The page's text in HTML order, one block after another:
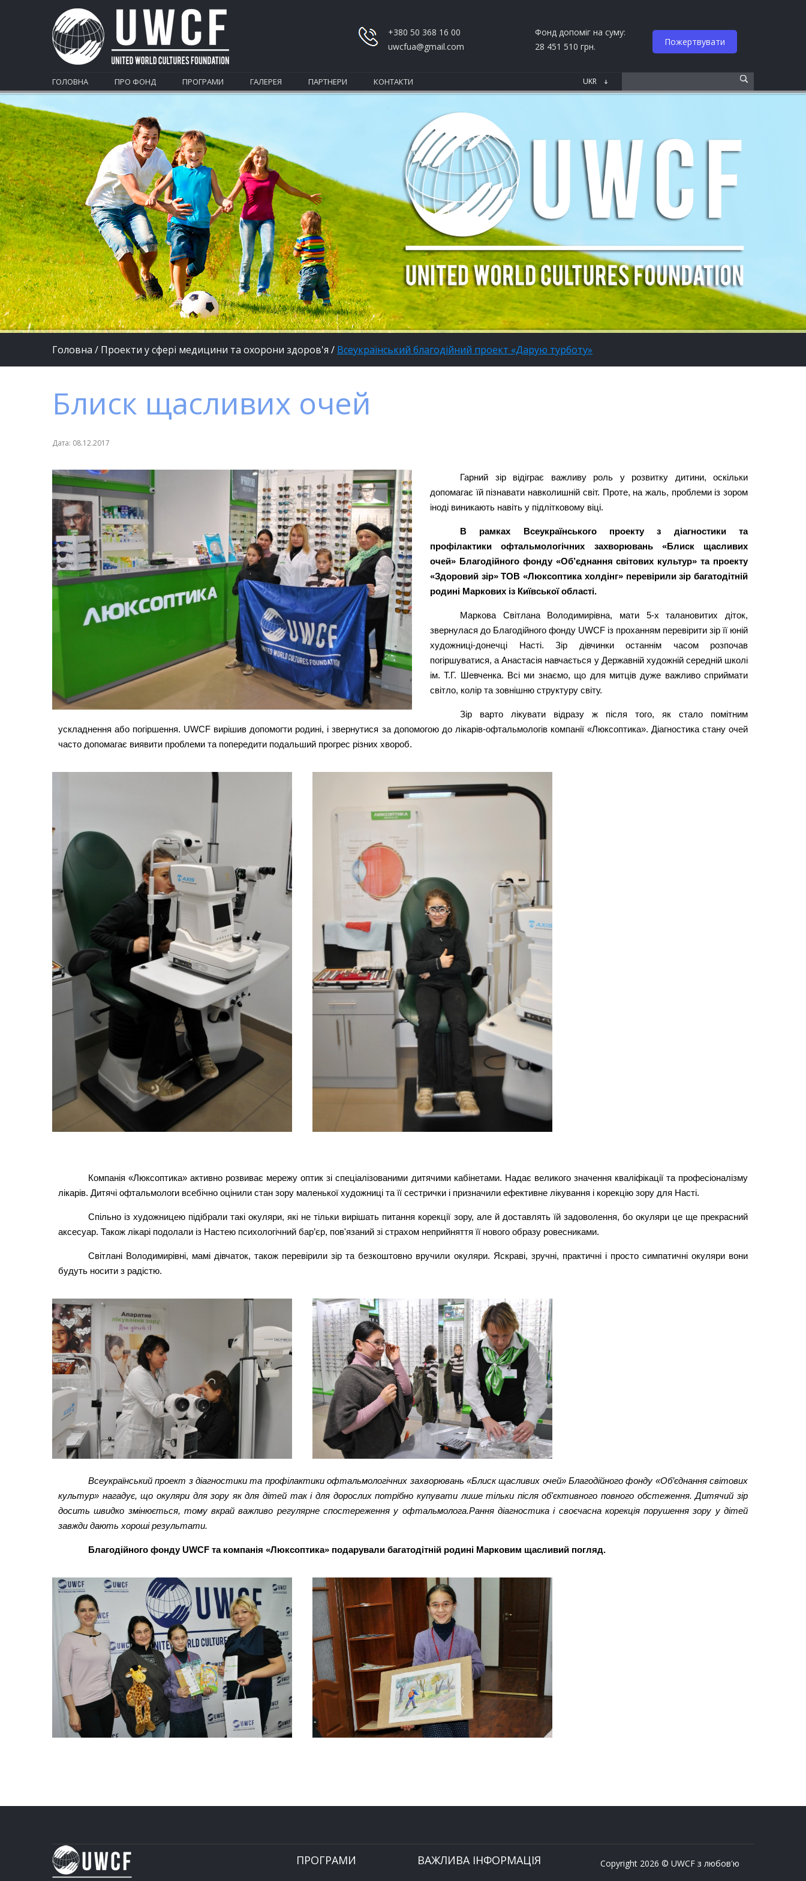
+380 50 368 16 00
uwcfua@gmail.com
Фонд допоміг на суму:
28 451 510 грн.
Пожертвувати
ГОЛОВНА ПРО ФОНД ПРОГРАМИ ГАЛЕРЕЯ ПАРТНЕРИ КОНТАКТИ
Головна / Проекти у сфері медицини та охорони здоров'я / Всеукраїнський благодійний проект «Дарую турботу»
Блиск щасливих очей
Дата: 08.12.2017
Гарний зір відіграє важливу роль у розвитку дитини, оскільки
допомагає їй пізнавати навколишній світ. Проте, на жаль, проблеми із зором
іноді виникають навіть у підлітковому віці.
В рамках Всеукраїнського проекту з діагностики та
профілактики офтальмологічних захворювань «Блиск щасливих
очей» Благодійного фонду «Об’єднання світових культур» та проекту
«Здоровий зір» ТОВ «Люксоптика холдінг» перевірили зір багатодітній
родині Маркових із Київської області.
Маркова Світлана Володимирівна, мати 5-х талановитих діток,
звернулася до Благодійного фонду UWCF із проханням перевірити зір її юній
художниці-донечці Насті. Зір дівчинки останнім часом розпочав
погіршуватися, а Анастасія навчається у Державній художній середній школі
ім. Т.Г. Шевченка. Всі ми знаємо, що для митців дуже важливо сприймати
світло, колір та зовнішню структуру світу.
Зір варто лікувати відразу ж після того, як стало помітним
ускладнення або погіршення. UWCF вирішив допомогти родині, і звернутися за допомогою до лікарів-офтальмологів компанії «Люксоптика». Діагностика стану очей
часто допомагає виявити проблеми та попередити подальший прогрес різних хвороб.
Компанія «Люксоптика» активно розвиває мережу оптик зі спеціалізованими дитячими кабінетами. Надає великого значення кваліфікації та професіоналізму
лікарів. Дитячі офтальмологи всебічно оцінили стан зору маленької художниці та її сестрички і призначили ефективне лікування і корекцію зору для Насті.
Спільно із художницею підібрали такі окуляри, які не тільки вирішать питання корекції зору, але й доставлять їй задоволення, бо окуляри це ще прекрасний
аксесуар. Також лікарі подолали із Настею психологічний бар’єр, пов'язаний зі страхом неприйняття її нового образу ровесниками.
Світлані Володимирівні, мамі дівчаток, також перевірили зір та безкоштовно вручили окуляри. Яскраві, зручні, практичні і просто симпатичні окуляри вони
будуть носити з радістю.
Всеукраїнський проект з діагностики та профілактики офтальмологічних захворювань «Блиск щасливих очей» Благодійного фонду «Об’єднання світових
культур» нагадує, що окуляри для зору як для дітей так і для дорослих потрібно купувати лише тільки після об'єктивного повного обстеження. Дитячий зір
досить швидко змінюється, тому вкрай важливо регулярне спостереження у офтальмолога.Рання діагностика і своєчасна корекція порушення зору у дітей
завжди дають хороші результати.
Благодійного фонду UWCF та компанія «Люксоптика» подарували багатодітній родині Марковим щасливий погляд.
ПРОГРАМИ ВАЖЛИВА ІНФОРМАЦІЯ Copyright 2026 © UWCF з любов'ю